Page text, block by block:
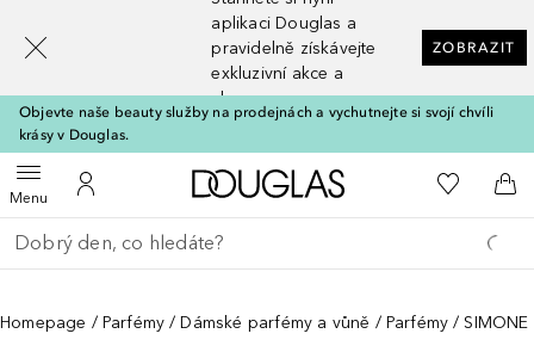
aplikaci Douglas a
pravidelně získávejte
exkluzivní akce a
slevy
ZOBRAZIT
Objevte naše beauty služby na prodejnách a vychutnejte si svojí chvíli
krásy v Douglas.
MenuOtevřít menuK mému účtu
Domů K mému
Do
Vraťte se
Proveďte vyhledávání
Homepage Parfémy Dámské parfémy a vůně Parfémy
[navigation.slideout.screenreader]